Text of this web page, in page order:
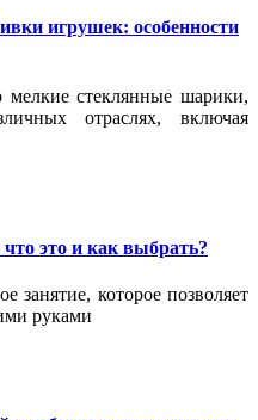
игрушек: особенности
мелкие стеклянные шарики,
отраслях, включая
это и как выбрать?
занятие, которое позволяет
руками